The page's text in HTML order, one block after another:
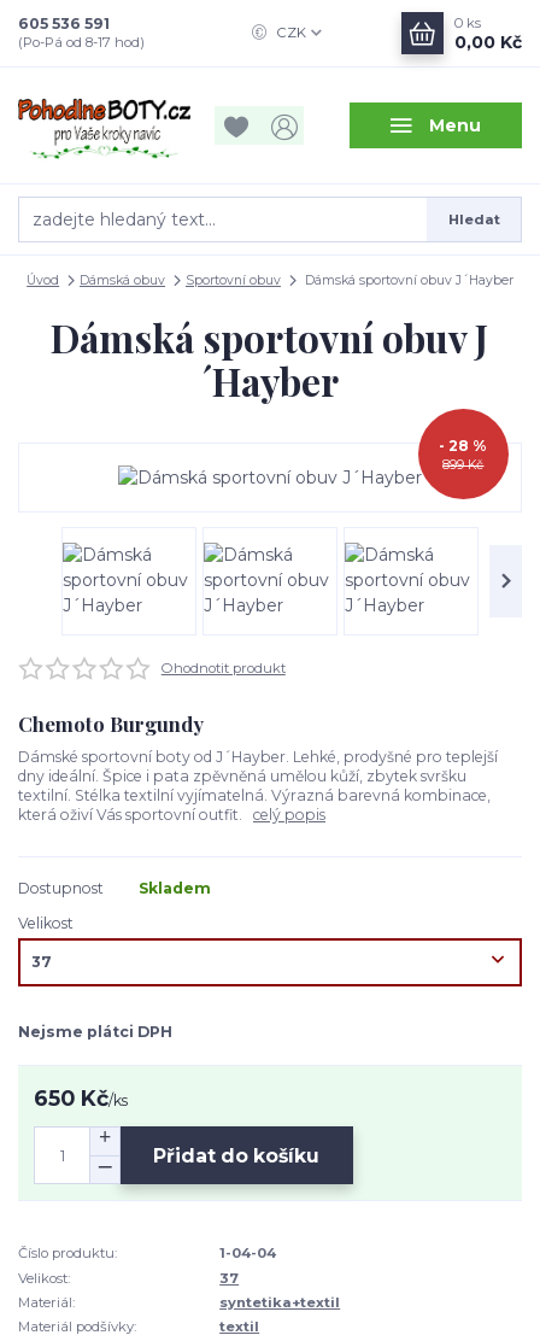
Menu
CZK
Hledat
605 536 591
(Po-Pá od 8-17 hod)
0 ks
0,00 Kč
Úvod Dámská obuv Sportovní obuv Dámská sportovní obuv J´Hayber
Dámská sportovní obuv J
´Hayber
899 Kč
- 28 %
Ohodnotit produkt
Chemoto Burgundy
Dámské sportovní boty od J´Hayber. Lehké, prodyšné pro teplejší
dny ideální. Špice i pata zpěvněná umělou kůží, zbytek svršku
textilní. Stélka textilní vyjímatelná. Výrazná barevná kombinace,
která oživí Vás sportovní outfit. celý popis
Dostupnost
Skladem
Velikost
Nejsme plátci DPH
650 Kč/ks
Přidat do košíku
Číslo produktu:
1-04-04
Velikost:
37
Materiál:
syntetika+textil
Materiál podšívky:
textil